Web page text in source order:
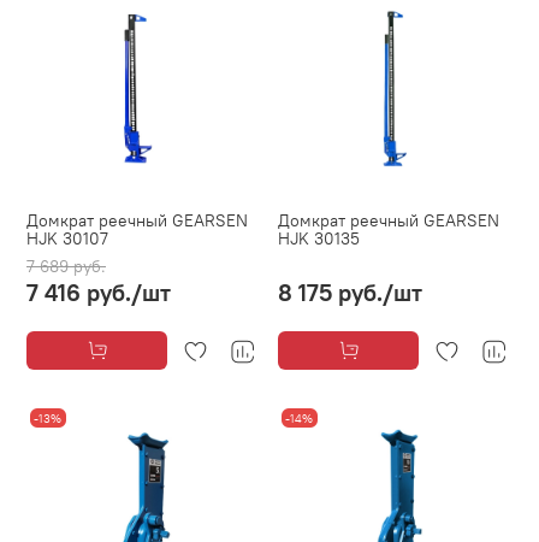
Домкрат реечный GEARSEN
HJK 30107
7 689 руб.
7 416 руб./шт
Домкрат реечный GEARSEN
HJK 30135
8 175 руб./шт
-13% -14%